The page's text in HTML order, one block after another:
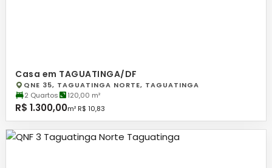
Casa em TAGUATINGA/DF
QNE 35, TAGUATINGA NORTE, TAGUATINGA
2 Quartos
120,00 m²
R$ 1.300,00m² R$ 10,83